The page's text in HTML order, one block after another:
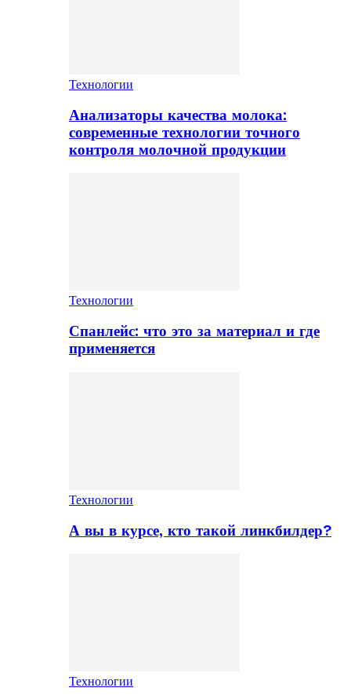
Технологии
Анализаторы качества молока:
современные технологии точного
контроля молочной продукции
Технологии
Спанлейс: что это за материал и где
применяется
Технологии
А вы в курсе, кто такой линкбилдер?
Технологии